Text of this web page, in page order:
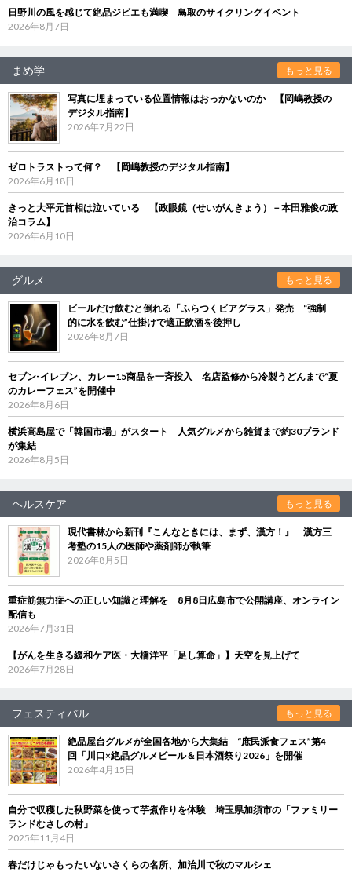
日野川の風を感じて絶品ジビエも満喫 鳥取のサイクリングイベント
2026年8月7日
まめ学 もっと見る
写真に埋まっている位置情報はおっかないのか 【岡嶋教授の
デジタル指南】
2026年7月22日
ゼロトラストって何？ 【岡嶋教授のデジタル指南】
2026年6月18日
きっと大平元首相は泣いている 【政眼鏡（せいがんきょう）－本田雅俊の政
治コラム】
2026年6月10日
グルメ もっと見る
ビールだけ飲むと倒れる「ふらつくビアグラス」発売 “強制
的に水を飲む”仕掛けで適正飲酒を後押し
2026年8月7日
セブン‐イレブン、カレー15商品を一斉投入 名店監修から冷製うどんまで“夏
のカレーフェス”を開催中
2026年8月6日
横浜高島屋で「韓国市場」がスタート 人気グルメから雑貨まで約30ブランド
が集結
2026年8月5日
ヘルスケア もっと見る
現代書林から新刊『こんなときには、まず、漢方！』 漢方三
考塾の15人の医師や薬剤師が執筆
2026年8月5日
重症筋無力症への正しい知識と理解を 8月8日広島市で公開講座、オンライン
配信も
2026年7月31日
【がんを生きる緩和ケア医・大橋洋平「足し算命」】天空を見上げて
2026年7月28日
フェスティバル もっと見る
絶品屋台グルメが全国各地から大集結 “庶民派食フェス”第4
回「川口×絶品グルメビール＆日本酒祭り2026」を開催
2026年4月15日
自分で収穫した秋野菜を使って芋煮作りを体験 埼玉県加須市の「ファミリー
ランドむさしの村」
2025年11月4日
春だけじゃもったいないさくらの名所、加治川で秋のマルシェ